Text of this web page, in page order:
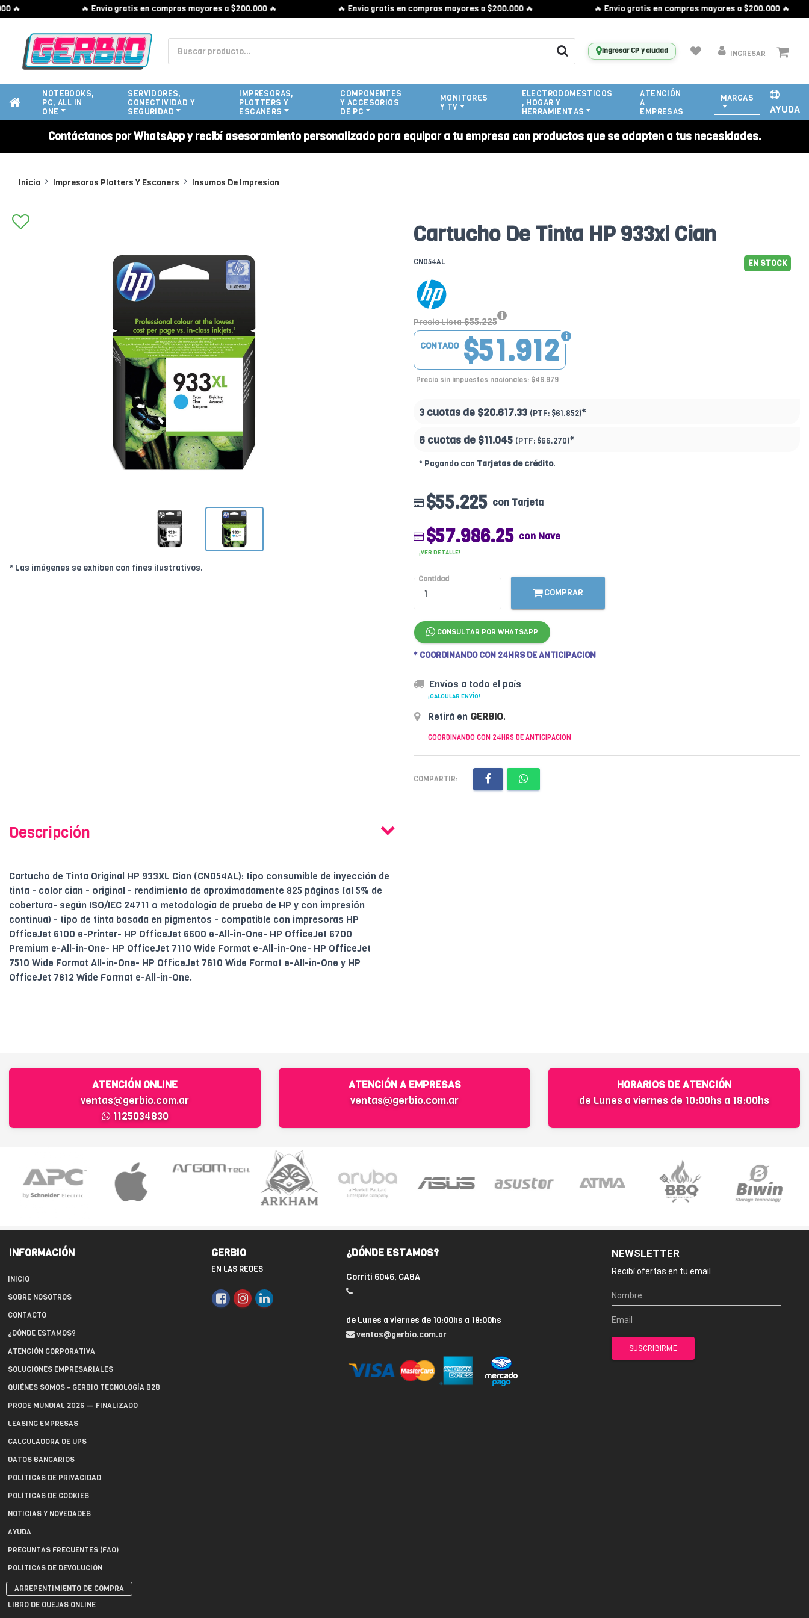
🔥 Envío gratis en compras mayores a $200.000 🔥 🔥 Envío gratis en compras mayores a $200.000 🔥 🔥 Envío gratis en compras mayores a $200.000 🔥
Ingresar CP y ciudad INGRESAR
NOTEBOOKS,
PC, ALL IN
ONE
SERVIDORES,
CONECTIVIDAD Y
SEGURIDAD
IMPRESORAS,
PLOTTERS Y
ESCANERS
COMPONENTES
Y ACCESORIOS
DE PC
MONITORES
Y TV
ELECTRODOMESTICOS
, HOGAR Y
HERRAMIENTAS
ATENCIÓN
A
EMPRESAS
MARCAS
AYUDA
Contáctanos por WhatsApp y recibí asesoramiento personalizado para equipar a tu empresa con productos que se adapten a tus necesidades.
Inicio Impresoras Plotters Y Escaners Insumos De Impresion
* Las imágenes se exhiben con fines ilustrativos.
Cartucho De Tinta HP 933xl Cian
CN054AL EN STOCK
Precio Lista $55.225
$51.912
CONTADO
Precio sin impuestos nacionales: $46.979
3 cuotas de $20.617.33 (PTF: $61.852)*
6 cuotas de $11.045 (PTF: $66.270)*
* Pagando con Tarjetas de crédito.
$55.225 con Tarjeta
$57.986.25 con Nave
¡VER DETALLE!
Cantidad
COMPRAR
CONSULTAR POR WHATSAPP
* COORDINANDO CON 24HRS DE ANTICIPACION
Envíos a todo el país
¡CALCULAR ENVÍO!
Retirá en GERBIO.
COORDINANDO CON 24HRS DE ANTICIPACION
COMPARTIR:
Descripción
Cartucho de Tinta Original HP 933XL Cian (CN054AL): tipo consumible de inyección de
tinta - color cian - original - rendimiento de aproximadamente 825 páginas (al 5% de
cobertura- según ISO/IEC 24711 o metodología de prueba de HP y con impresión
continua) - tipo de tinta basada en pigmentos - compatible con impresoras HP
OfficeJet 6100 e-Printer- HP OfficeJet 6600 e-All-in-One- HP OfficeJet 6700
Premium e-All-in-One- HP OfficeJet 7110 Wide Format e-All-in-One- HP OfficeJet
7510 Wide Format All-in-One- HP OfficeJet 7610 Wide Format e-All-in-One y HP
OfficeJet 7612 Wide Format e-All-in-One.
ATENCIÓN ONLINE
ventas@gerbio.com.ar
1125034830
ATENCIÓN A EMPRESAS
ventas@gerbio.com.ar
HORARIOS DE ATENCIÓN
de Lunes a viernes de 10:00hs a 18:00hs
INFORMACIÓN
INICIO
SOBRE NOSOTROS
CONTACTO
¿DÓNDE ESTAMOS?
ATENCIÓN CORPORATIVA
SOLUCIONES EMPRESARIALES
QUIÉNES SOMOS - GERBIO TECNOLOGÍA B2B
PRODE MUNDIAL 2026 — FINALIZADO
LEASING EMPRESAS
CALCULADORA DE UPS
DATOS BANCARIOS
POLÍTICAS DE PRIVACIDAD
POLÍTICAS DE COOKIES
NOTICIAS Y NOVEDADES
AYUDA
PREGUNTAS FRECUENTES (FAQ)
POLÍTICAS DE DEVOLUCIÓN
ARREPENTIMIENTO DE COMPRA
LIBRO DE QUEJAS ONLINE
GERBIO
EN LAS REDES
¿DÓNDE ESTAMOS?
Gorriti 6046, CABA
de Lunes a viernes de 10:00hs a 18:00hs
ventas@gerbio.com.ar
NEWSLETTER
Recibí ofertas en tu email